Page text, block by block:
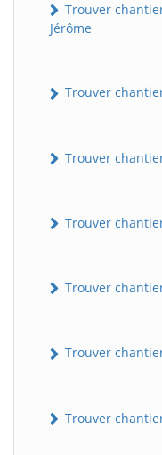
Trouver
Jérôme
Trouver
Trouver
Trouver
Trouver
Trouver
Trouver